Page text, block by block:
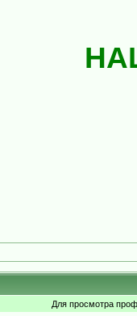
Для просмотра